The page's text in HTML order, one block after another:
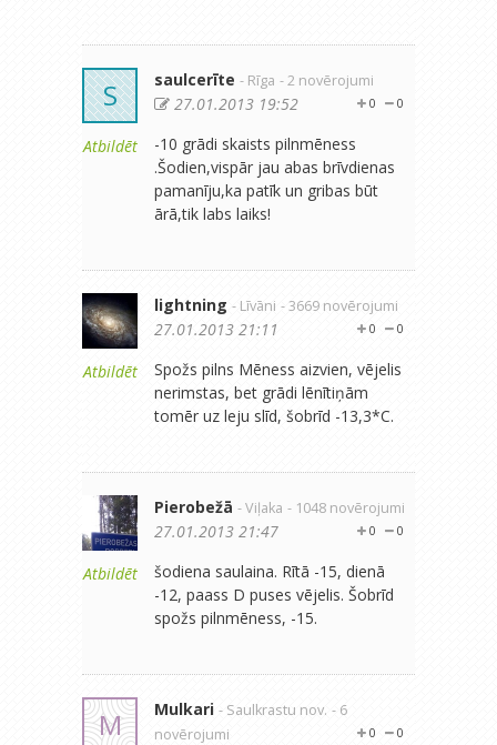
S
Atbildēt
saulcerīte - Rīga - 2 novērojumi
0
0
27.01.2013 19:52
-10 grādi skaists pilnmēness
.Šodien,vispār jau abas brīvdienas
pamanīju,ka patīk un gribas būt
ārā,tik labs laiks!
Atbildēt
lightning - Līvāni - 3669 novērojumi
0
0
27.01.2013 21:11
Spožs pilns Mēness aizvien, vējelis
nerimstas, bet grādi lēnītiņām
tomēr uz leju slīd, šobrīd -13,3*C.
Atbildēt
Pierobežā - Viļaka - 1048 novērojumi
0
0
27.01.2013 21:47
šodiena saulaina. Rītā -15, dienā
-12, paass D puses vējelis. Šobrīd
spožs pilnmēness, -15.
M Mulkari - Saulkrastu nov. - 6
novērojumi
0
0